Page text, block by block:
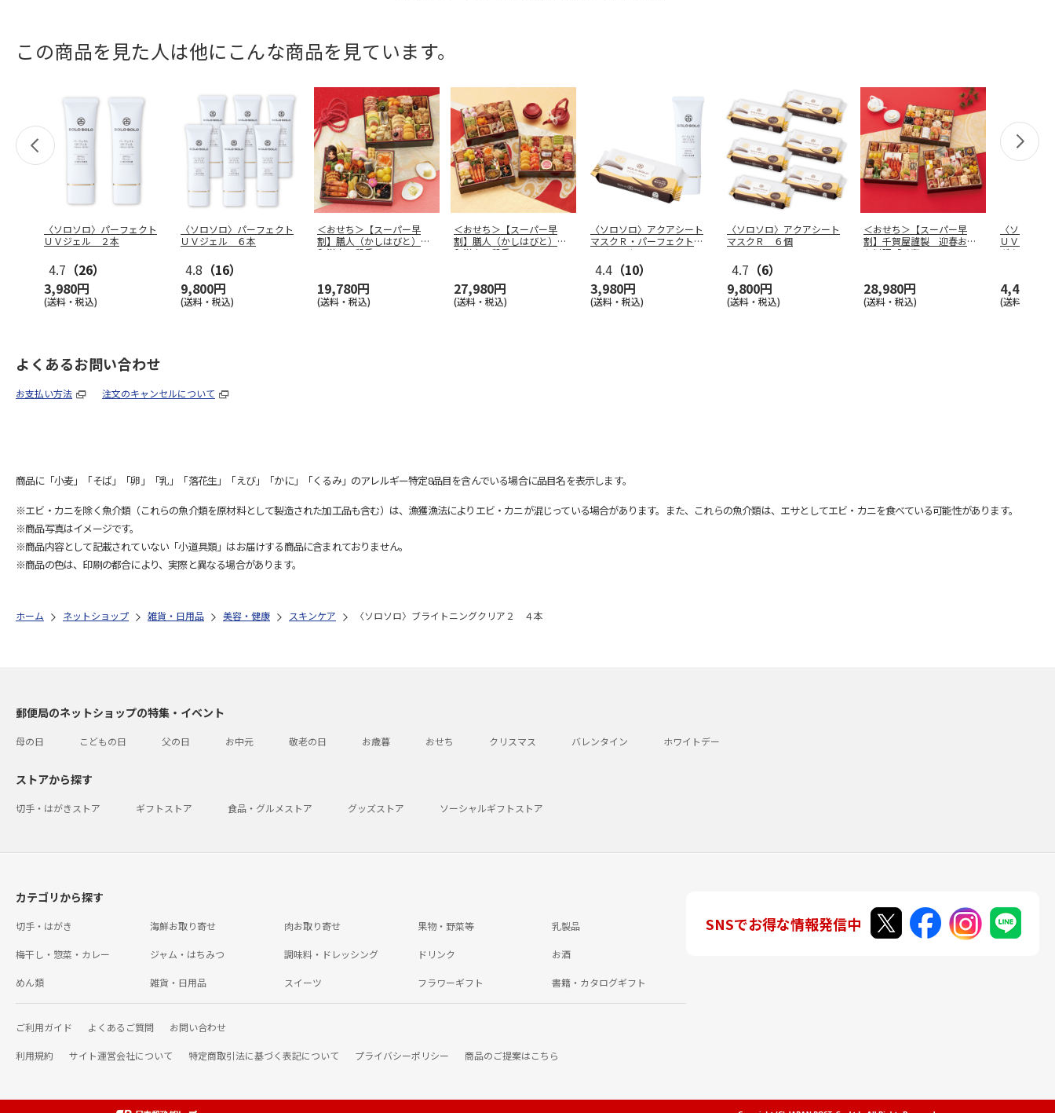
この商品を見た人は他にこんな商品を見ています。
〈ソロソロ〉パーフェクト
ＵＶジェル ２本
4.7 （26）
3,980円
(送料・税込)
〈ソロソロ〉パーフェクト
ＵＶジェル ６本
4.8 （16）
9,800円
(送料・税込)
＜おせち＞【スーパー早
割】膳人（かしはびと）
和洋中二段重
19,780円
(送料・税込)
＜おせち＞【スーパー早
割】膳人（かしはびと）
和洋中三段重
27,980円
(送料・税込)
〈ソロソロ〉アクアシート
マスクＲ・パーフェクトＵ
Ｖジェルセ
4.4 （10）
3,980円
(送料・税込)
〈ソロソロ〉アクアシート
マスクＲ ６個
4.7 （6）
9,800円
(送料・税込)
＜おせち＞【スーパー早
割】千賀屋謹製 迎春おせ
ち料理「千富
28,980円
(送料・税込)
〈ソロソロ
ＵＶジェル
グクリアＩ
4,490円
(送料・税込)
よくあるお問い合わせ
お支払い方法 注文のキャンセルについて
商品に「小麦」「そば」「卵」「乳」「落花生」「えび」「かに」「くるみ」のアレルギー特定8品目を含んでいる場合に品目名を表示します。
※エビ・カニを除く魚介類（これらの魚介類を原材料として製造された加工品も含む）は、漁獲漁法によりエビ・カニが混じっている場合があります。また、これらの魚介類は、エサとしてエビ・カニを食べている可能性があります。
※商品写真はイメージです。
※商品内容として記載されていない「小道具類」はお届けする商品に含まれておりません。
※商品の色は、印刷の都合により、実際と異なる場合があります。
ホーム ネットショップ 雑貨・日用品 美容・健康 スキンケア 〈ソロソロ〉ブライトニングクリア２ ４本
郵便局のネットショップの特集・イベント
母の日 こどもの日 父の日 お中元 敬老の日 お歳暮 おせち クリスマス バレンタイン ホワイトデー
ストアから探す
切手・はがきストア ギフトストア 食品・グルメストア グッズストア ソーシャルギフトストア
カテゴリから探す
切手・はがき 海鮮お取り寄せ 肉お取り寄せ 果物・野菜等 乳製品
梅干し・惣菜・カレー ジャム・はちみつ 調味料・ドレッシング ドリンク お酒
めん類 雑貨・日用品 スイーツ フラワーギフト 書籍・カタログギフト
ご利用ガイド よくあるご質問 お問い合わせ
利用規約 サイト運営会社について 特定商取引法に基づく表記について プライバシーポリシー 商品のご提案はこちら
SNSでお得な情報発信中